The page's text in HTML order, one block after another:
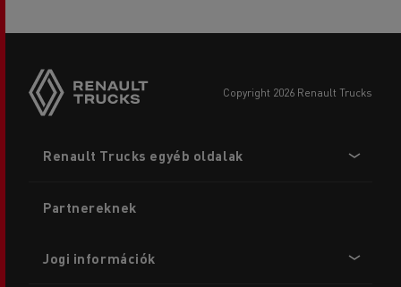
copyright 2026 Renault Trucks
menu
Renault Trucks egyéb oldalak
Partnereknek
Jogi információk